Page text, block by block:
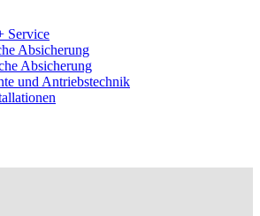
Service
Absicherung
Absicherung
und Antriebstechnik